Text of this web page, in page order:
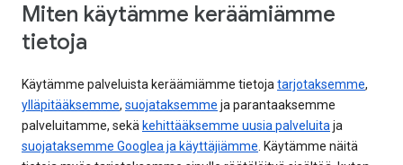
Miten käytämme keräämiämme
tietoja
Käytämme palveluista keräämiämme tietojatarjotaksemme,
ylläpitääksemme, suojataksemme ja parantaaksemme
palveluitamme, sekä kehittääksemme uusia palveluitaja
suojataksemme Googlea ja käyttäjiämme. Käytämme näitä